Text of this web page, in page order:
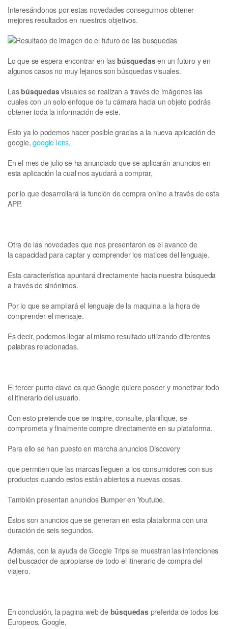
Interesándonos por estas novedades conseguimos obtener
mejores resultados en nuestros objetivos.
Lo que se espera encontrar en lasbúsquedasen un futuro y en
algunos casos no muy lejanos son búsquedas visuales.
Lasbúsquedasvisuales se realizan a través de imágenes las
cuales con un solo enfoque de tu cámara hacia un objeto podrás
obtener toda la información de este.
Esto ya lo podemos hacer posible gracias a la nueva aplicación de
google, google lens.
En el mes de julio se ha anunciado que se aplicarán anuncios en
esta aplicación la cual nos ayudará a comprar,
por lo que desarrollará la función de compra online a través de esta
APP.
Otra de las novedades que nos presentaron es el avance de
la capacidad para captar y comprender los matices del lenguaje.
Esta característica apuntará directamente hacia nuestra búsqueda
a través de sinónimos.
Por lo que se ampliará el lenguaje de la maquina a la hora de
comprender el mensaje.
Es decir, podemos llegar al mismo resultado utilizando diferentes
palabras relacionadas.
El tercer punto clave es que Google quiere poseer y monetizar todo
el itinerario del usuario.
Con esto pretende que se inspire, consulte, planifique, se
comprometa y finalmente compre directamente en su plataforma.
Para ello se han puesto en marcha anuncios Discovery
que permiten que las marcas lleguen a los consumidores con sus
productos cuando estos están abiertos a nuevas cosas.
También presentan anuncios Bumper en Youtube.
Estos son anuncios que se generan en esta plataforma con una
duración de seis segundos.
Además, con la ayuda de Google Trips se muestran las intenciones
del buscador de apropiarse de todo el itinerario de compra del
viajero.
En conclusión, la pagina web de búsquedaspreferida de todos los
Europeos, Google,